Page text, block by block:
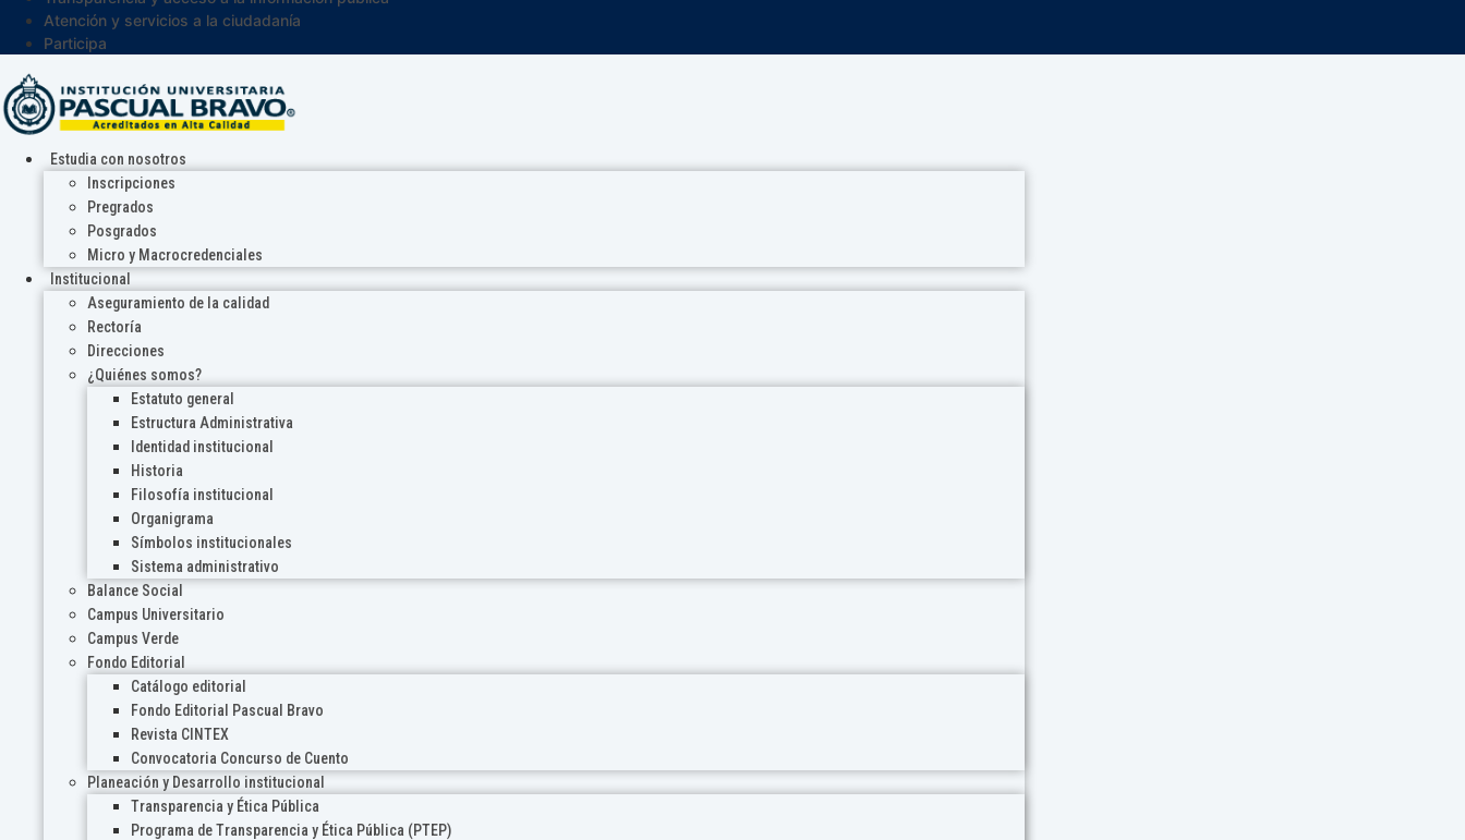
Atención y servicios a la ciudadanía
Participa
Estudia con nosotros
Inscripciones
Pregrados
Posgrados
Micro y Macrocredenciales
Institucional
Aseguramiento de la calidad
Rectoría
Direcciones
¿Quiénes somos?
Estatuto general
Estructura Administrativa
Identidad institucional
Historia
Filosofía institucional
Organigrama
Símbolos institucionales
Sistema administrativo
Balance Social
Campus Universitario
Campus Verde
Fondo Editorial
Catálogo editorial
Fondo Editorial Pascual Bravo
Revista CINTEX
Convocatoria Concurso de Cuento
Planeación y Desarrollo institucional
Transparencia y Ética Pública
Programa de Transparencia y Ética Pública (PTEP)